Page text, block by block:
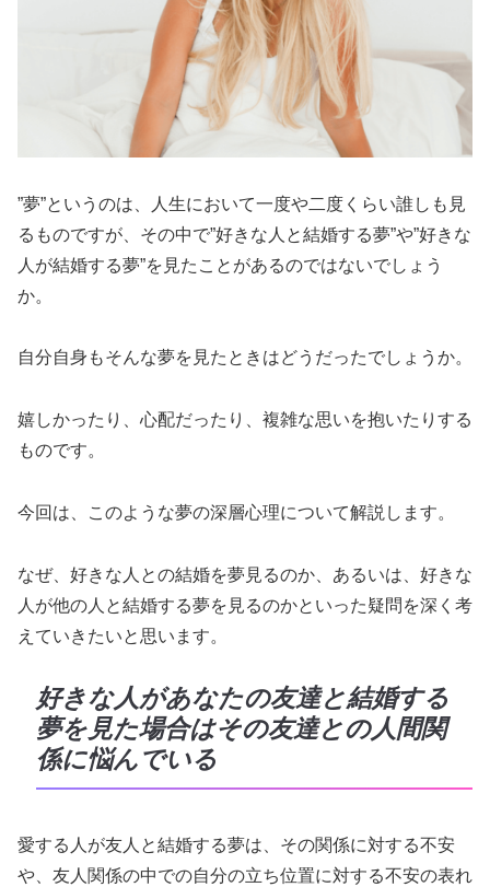
”夢”というのは、人生において一度や二度くらい誰しも見
るものですが、その中で”好きな人と結婚する夢”や”好きな
人が結婚する夢”を見たことがあるのではないでしょう
か。
自分自身もそんな夢を見たときはどうだったでしょうか。
嬉しかったり、心配だったり、複雑な思いを抱いたりする
ものです。
今回は、このような夢の深層心理について解説します。
なぜ、好きな人との結婚を夢見るのか、あるいは、好きな
人が他の人と結婚する夢を見るのかといった疑問を深く考
えていきたいと思います。
好きな人があなたの友達と結婚する
夢を見た場合はその友達との人間関
係に悩んでいる
愛する人が友人と結婚する夢は、その関係に対する不安
や、友人関係の中での自分の立ち位置に対する不安の表れ